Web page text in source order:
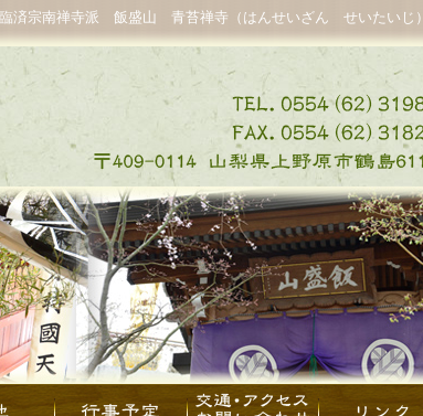
臨済宗南禅寺派 飯盛山 青苔禅寺（はんせいざん せいたいじ）